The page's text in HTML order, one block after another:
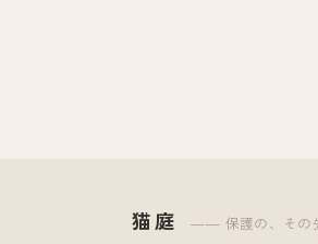
猫庭 ―― 保護の、その